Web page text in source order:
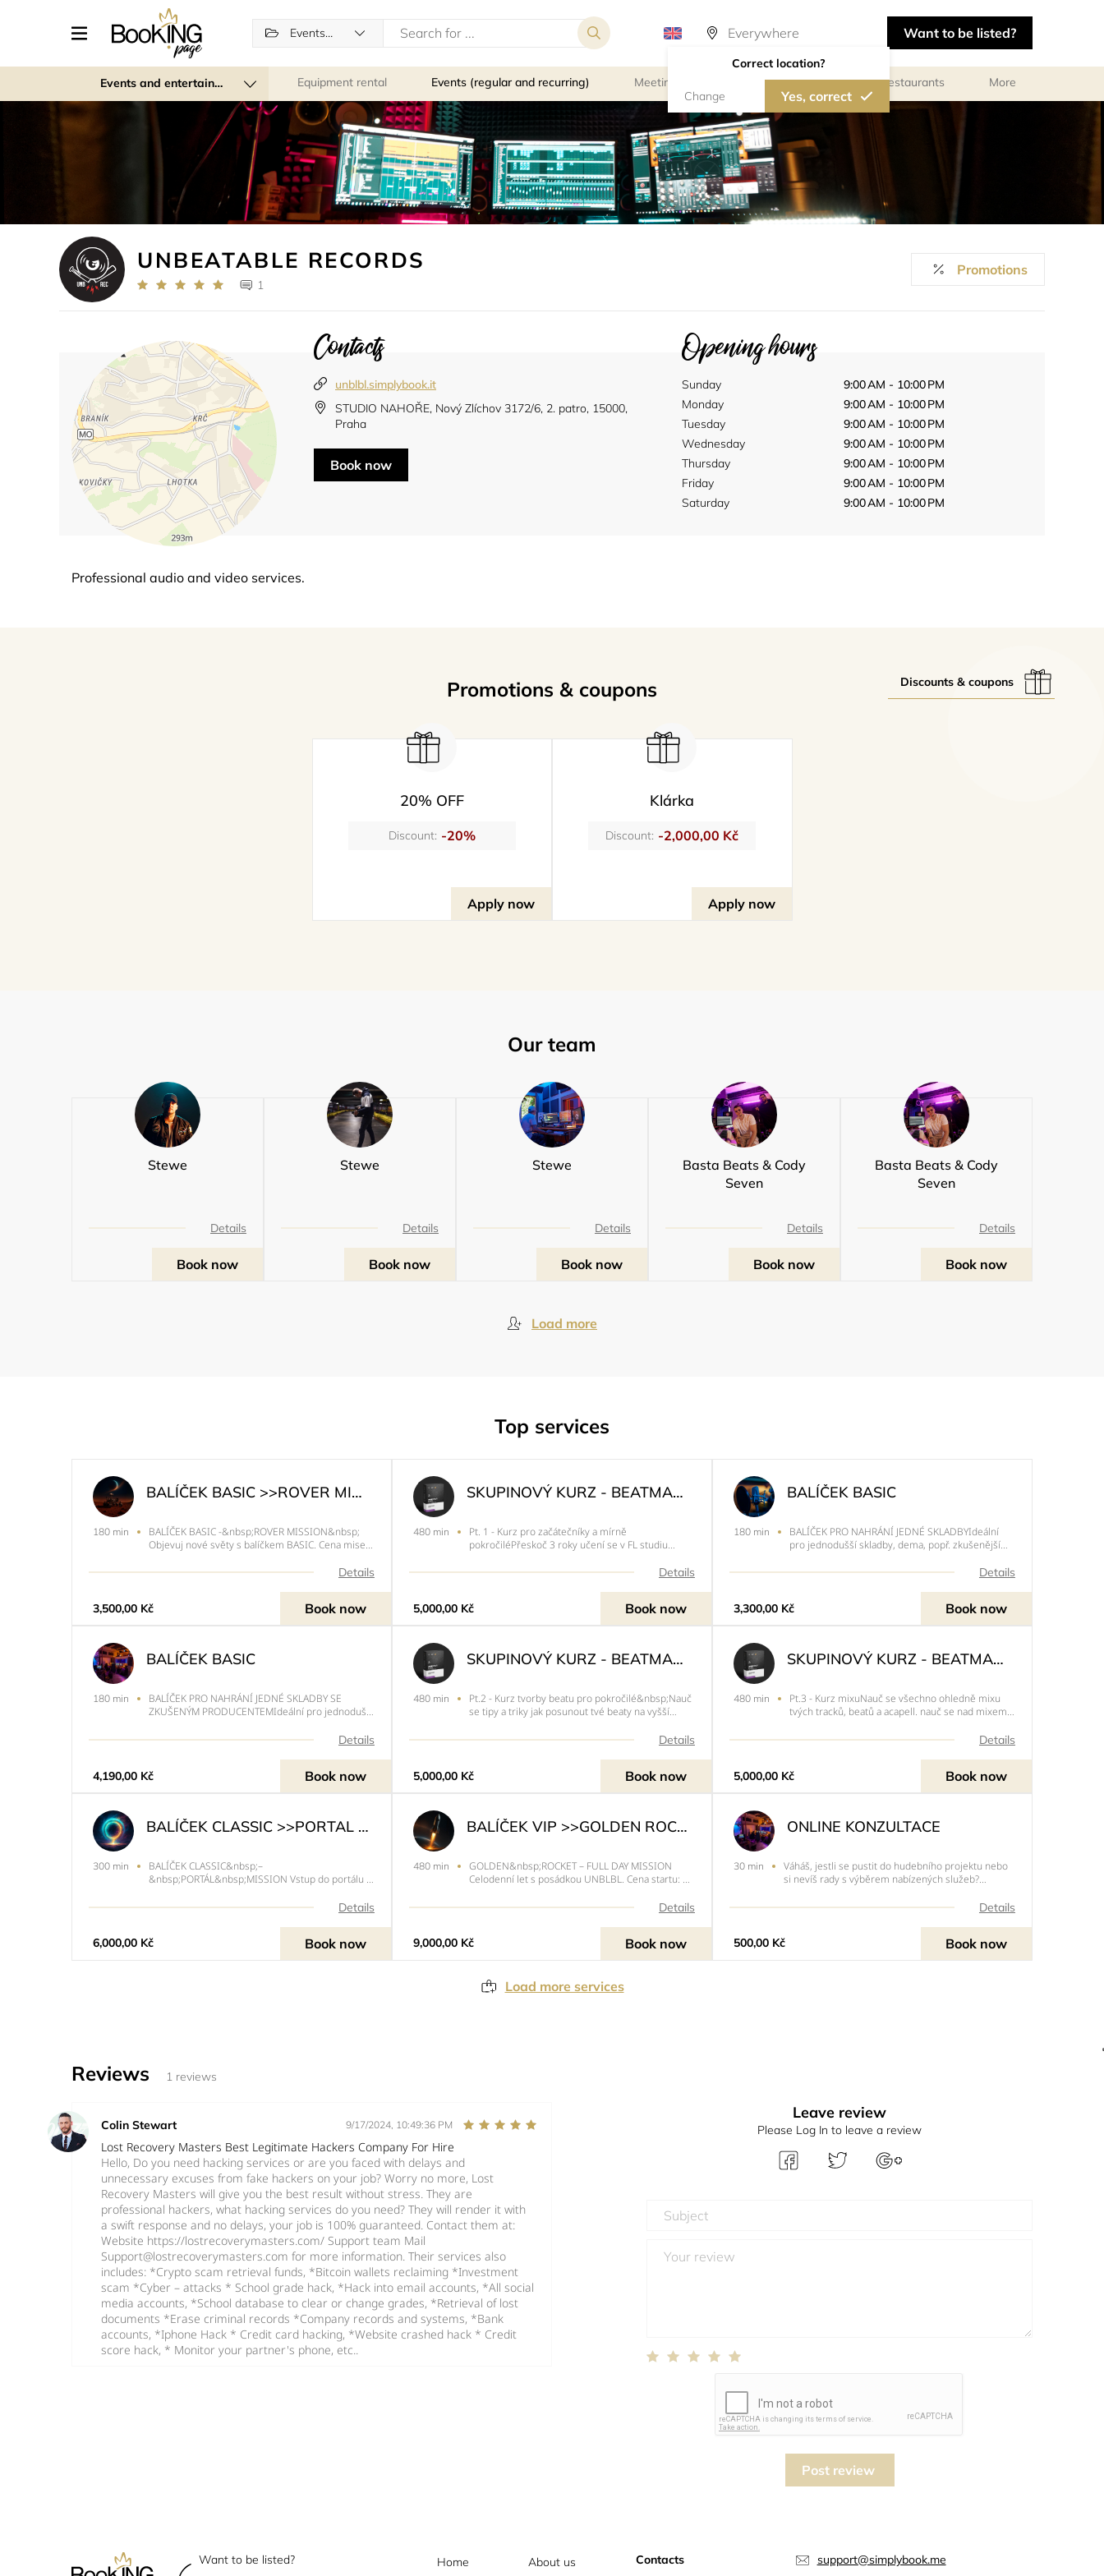
Events (regular and recurring)
Correct location?
Change Yes, correct
Want to be listed?
Events and entertainment Equipment rental Events (regular and recurring) Meeting rooms Photographers Restaurants More
UNBEATABLE RECORDS
1
Promotions
Contacts
unblbl.simplybook.it
STUDIO NAHOŘE, Nový Zlíchov 3172/6, 2. patro, 15000,
Praha
Book now
Opening hours
Sunday
9:00 AM - 10:00 PM
Monday
9:00 AM - 10:00 PM
Tuesday
9:00 AM - 10:00 PM
Wednesday
9:00 AM - 10:00 PM
Thursday
9:00 AM - 10:00 PM
Friday
9:00 AM - 10:00 PM
Saturday
9:00 AM - 10:00 PM
Professional audio and video services.
Discounts & coupons
Promotions & coupons
20% OFF
Discount: -20%
Apply now
Klárka
Discount: -2,000,00 Kč
Apply now
Our team
Stewe
Details
Book now
Stewe
Details
Book now
Stewe
Details
Book now
Basta Beats & Cody
Seven
Details
Book now
Basta Beats & Cody
Seven
Details
Book now
Load more
Top services
BALÍČEK BASIC >>ROVER MISSION<<
180 min
BALÍČEK BASIC -&nbsp;ROVER MISSION&nbsp;
Objevuj nové světy s balíčkem BASIC. Cena mise:
zahájena. ????BALÍČEK PRO NAHRÁNÍ JEDNÉDetails
3,500,00 Kč Book now
SKUPINOVÝ KURZ - BEATMAKING PT. I
480 min
Pt. 1 - Kurz pro začátečníky a mírně
pokročiléPřeskoč 3 roky učení se v FL studiu
začátečníky ti ukážeme vše krok po kroku odDetails
5,000,00 Kč Book now
BALÍČEK BASIC
180 min
BALÍČEK PRO NAHRÁNÍ JEDNÉ SKLADBYIdeální
pro jednodušší skladby, dema, popř. zkušenější
mají už zkušenosti se studiovým
půlhodi
Details
3,300,00 Kč Book now
BALÍČEK BASIC
180 min
BALÍČEK PRO NAHRÁNÍ JEDNÉ SKLADBY SE
ZKUŠENÝM PRODUCENTEMIdeální pro jednodušší
mají o skladbě jasnou představu a mají už
CHILLU, HODINA NAHRÁVÁNÍ, MIX/MASTER
Details
4,190,00 Kč Book now
SKUPINOVÝ KURZ - BEATMAKING PT. 2
480 min
Pt.2 - Kurz tvorby beatu pro pokročilé&nbsp;Nauč
se tipy a triky jak posunout tvé beaty na vyšší
pracovat s efekty, samply a vytvářej náročnéDetails
5,000,00 Kč Book now
SKUPINOVÝ KURZ - BEATMAKING PT. 3
480 min
Pt.3 - Kurz mixuNauč se všechno ohledně mixu
tvých tracků, beatů a acapell. nauč se nad mixem
a co ti pomůže dosáhnout perfektního
Details
5,000,00 Kč Book now
BALÍČEK CLASSIC >>PORTAL MISSION<<
300 min
BALÍČEK CLASSIC&nbsp;–
&nbsp;PORTÁL&nbsp;MISSION Vstup do portálu a
(běžně 6 500 Kč). Tajný průchod aktivován. ????
pro náročnější skladby, popř. méně zkušené inter
Details
6,000,00 Kč Book now
BALÍČEK VIP >>GOLDEN ROCKET FULL DAY MISSION<<
480 min
GOLDEN&nbsp;ROCKET – FULL DAY MISSION
Celodenní let s posádkou UNBLBL. Cena startu: 9
????CELODENNÍ STUDIO S JEDNÍM Z NAŠICHDetails
9,000,00 Kč Book now
ONLINE KONZULTACE
30 min
Váháš, jestli se pustit do hudebního projektu nebo
si nevíš rady s výběrem nabízených služeb?
Details
500,00 Kč Book now
Load more services
Reviews 1 reviews
Colin Stewart 9/17/2024, 10:49:36 PM
Lost Recovery Masters Best Legitimate Hackers Company For Hire
Hello, Do you need hacking services or are you faced with delays and
unnecessary excuses from fake hackers on your job? Worry no more, Lost
Recovery Masters will give you the best result without stress. They are
professional hackers, what hacking services do you need? They will render it with
a swift response and no delays, your job is 100% guaranteed. Contact them at:
Website https://lostrecoverymasters.com/ Support team Mail
Support@lostrecoverymasters.com for more information. Their services also
includes: *Crypto scam retrieval funds, *Bitcoin wallets reclaiming *Investment
scam *Cyber – attacks * School grade hack, *Hack into email accounts, *All social
media accounts, *School database to clear or change grades, *Retrieval of lost
documents *Erase criminal records *Company records and systems, *Bank
accounts, *Iphone Hack * Credit card hacking, *Website crashed hack * Credit
score hack, * Monitor your partner's phone, etc..
Leave review
Please Log In to leave a review
Post review
Want to be listed? Home About us Contacts support@simplybook.me